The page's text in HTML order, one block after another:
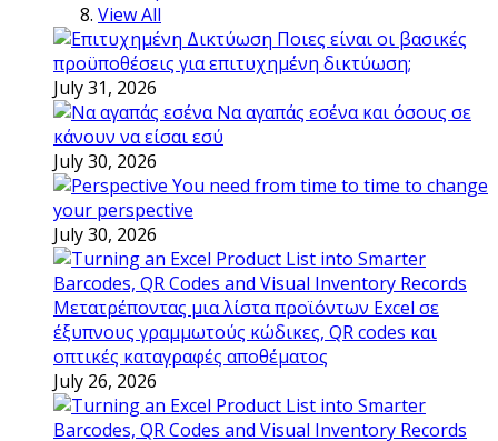
View All
Ποιες είναι οι βασικές
προϋποθέσεις για επιτυχημένη δικτύωση;
July 31, 2026
Να αγαπάς εσένα και όσους σε
κάνουν να είσαι εσύ
July 30, 2026
You need from time to time to change
your perspective
July 30, 2026
Μετατρέποντας μια λίστα προϊόντων Excel σε
έξυπνους γραμμωτούς κώδικες, QR codes και
οπτικές καταγραφές αποθέματος
July 26, 2026